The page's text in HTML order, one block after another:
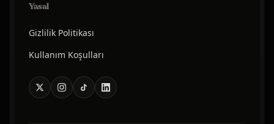
Yasal
Gizlilik Politikası
Kullanım Koşulları